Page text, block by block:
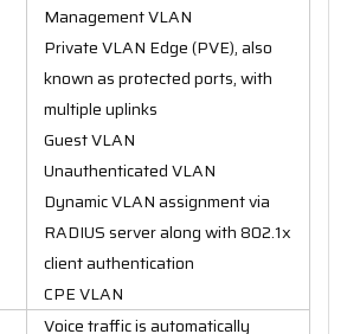
Management VLAN
Private VLAN Edge (PVE), also
known as protected ports, with
multiple uplinks
Guest VLAN
Unauthenticated VLAN
Dynamic VLAN assignment via
RADIUS server along with 802.1x
client authentication
CPE VLAN
Voice traffic is automatically